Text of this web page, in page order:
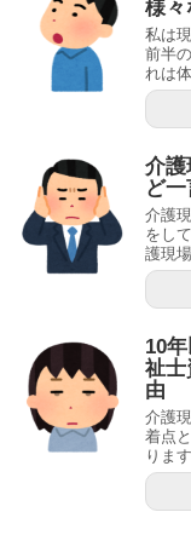
様々
私は
前半
れは
介護
ど
介護
をし
護現
10
祉士
由
介護
着点
りま